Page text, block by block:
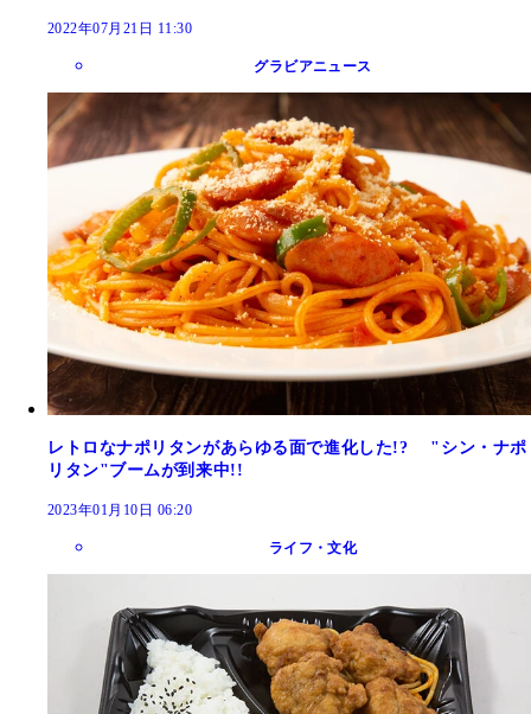
2022年07月21日 11:30
グラビアニュース
レトロなナポリタンがあらゆる面で進化した!? "シン・ナポ
リタン"ブームが到来中!!
2023年01月10日 06:20
ライフ・文化